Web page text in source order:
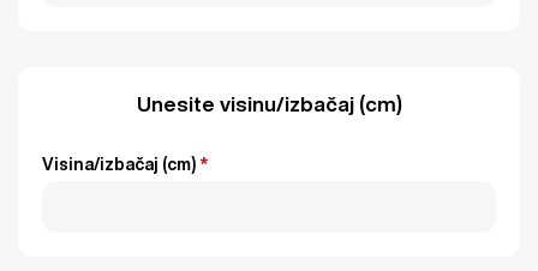
Unesite visinu/izbačaj (cm)
Visina/izbačaj (cm) *